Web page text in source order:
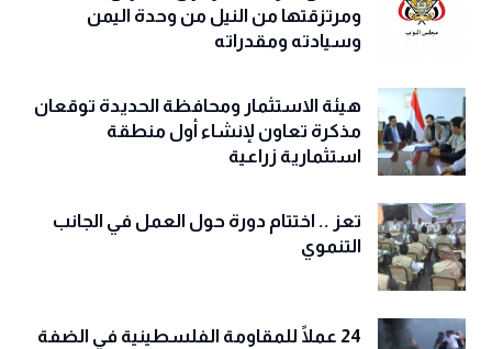
ومرتزقتها من النيل من وحدة اليمن
وسيادته ومقدراته
هيئة الاستثمار ومحافظة الحديدة توقعان
مذكرة تعاون لإنشاء أول منطقة
استثمارية زراعية
تعز .. اختتام دورة حول العمل في الجانب
التنموي
24 عملًا للمقاومة الفلسطينية في الضفة